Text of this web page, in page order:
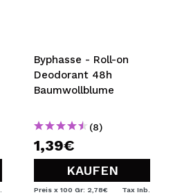
Byphasse - Roll-on
Deodorant 48h
Baumwollblume
(8)
1,39€
KAUFEN
Preis x 100 Gr: 2,78€ Tax Inb.